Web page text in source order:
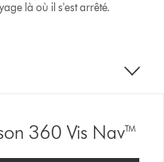
là où il s'est arrêté.
360 Vis Nav™